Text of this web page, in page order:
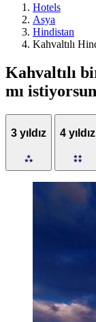
Hotels
Asya
Hindistan
Kahvaltılı
Kahvaltılı
mı
3 yıldız 4 yıldız